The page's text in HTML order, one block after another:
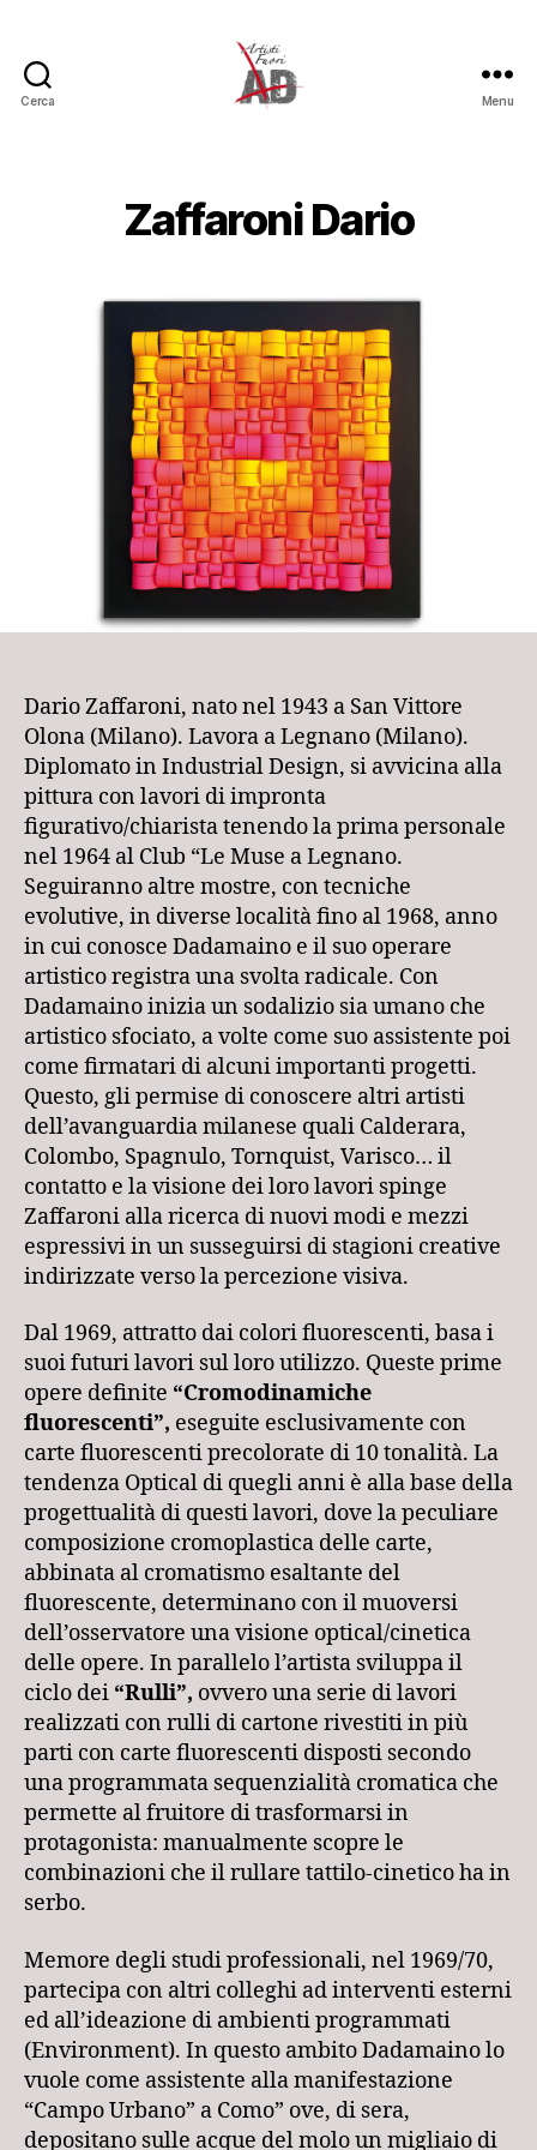
Cerca Menu
Zaffaroni Dario
Dario Zaffaroni, nato nel 1943 a San Vittore
Olona (Milano). Lavora a Legnano (Milano).
Diplomato in Industrial Design, si avvicina alla
pittura con lavori di impronta
figurativo/chiarista tenendo la prima personale
nel 1964 al Club “Le Muse a Legnano.
Seguiranno altre mostre, con tecniche
evolutive, in diverse località fino al 1968, anno
in cui conosce Dadamaino e il suo operare
artistico registra una svolta radicale. Con
Dadamaino inizia un sodalizio sia umano che
artistico sfociato, a volte come suo assistente poi
come firmatari di alcuni importanti progetti.
Questo, gli permise di conoscere altri artisti
dell’avanguardia milanese quali Calderara,
Colombo, Spagnulo, Tornquist, Varisco… il
contatto e la visione dei loro lavori spinge
Zaffaroni alla ricerca di nuovi modi e mezzi
espressivi in un susseguirsi di stagioni creative
indirizzate verso la percezione visiva.
Dal 1969, attratto dai colori fluorescenti, basa i
suoi futuri lavori sul loro utilizzo. Queste prime
opere definite “Cromodinamiche
fluorescenti”, eseguite esclusivamente con
carte fluorescenti precolorate di 10 tonalità. La
tendenza Optical di quegli anni è alla base della
progettualità di questi lavori, dove la peculiare
composizione cromoplastica delle carte,
abbinata al cromatismo esaltante del
fluorescente, determinano con il muoversi
dell’osservatore una visione optical/cinetica
delle opere. In parallelo l’artista sviluppa il
ciclo dei “Rulli”, ovvero una serie di lavori
realizzati con rulli di cartone rivestiti in più
parti con carte fluorescenti disposti secondo
una programmata sequenzialità cromatica che
permette al fruitore di trasformarsi in
protagonista: manualmente scopre le
combinazioni che il rullare tattilo-cinetico ha in
serbo.
Memore degli studi professionali, nel 1969/70,
partecipa con altri colleghi ad interventi esterni
ed all’ideazione di ambienti programmati
(Environment). In questo ambito Dadamaino lo
vuole come assistente alla manifestazione
“Campo Urbano” a Como” ove, di sera,
depositano sulle acque del molo un migliaio di